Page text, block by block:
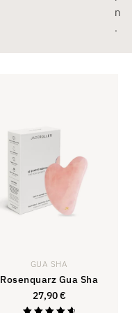
n
.
GUA SHA
Rosenquarz Gua Sha
27,90€